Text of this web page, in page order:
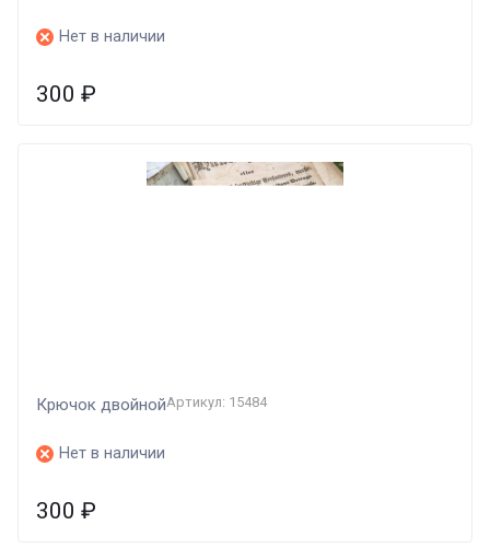
Нет в наличии
300 ₽
Крючок двойнойАртикул: 15484
Нет в наличии
300 ₽